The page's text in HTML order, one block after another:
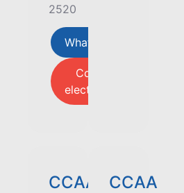
2520
Whatsap
Correo
electrónico
CCAA
CCAA